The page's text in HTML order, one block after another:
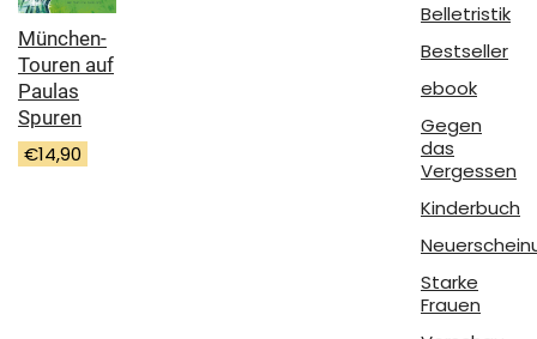
München-
Touren auf
Paulas
Spuren
€14,90
Belletristik
Bestseller
ebook
Gegen
das
Vergessen
Kinderbuch
Starke
Frauen